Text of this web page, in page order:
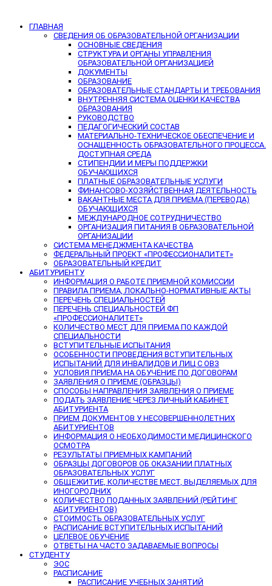
ГЛАВНАЯ
СВЕДЕНИЯ ОБ ОБРАЗОВАТЕЛЬНОЙ ОРГАНИЗАЦИИ
ОСНОВНЫЕ СВЕДЕНИЯ
СТРУКТУРА И ОРГАНЫ УПРАВЛЕНИЯ
ОБРАЗОВАТЕЛЬНОЙ ОРГАНИЗАЦИЕЙ
ДОКУМЕНТЫ
ОБРАЗОВАНИЕ
ОБРАЗОВАТЕЛЬНЫЕ СТАНДАРТЫ И ТРЕБОВАНИЯ
ВНУТРЕННЯЯ СИСТЕМА ОЦЕНКИ КАЧЕСТВА
ОБРАЗОВАНИЯ
РУКОВОДСТВО
ПЕДАГОГИЧЕСКИЙ СОСТАВ
МАТЕРИАЛЬНО-ТЕХНИЧЕСКОЕ ОБЕСПЕЧЕНИЕ И
ОСНАЩЕННОСТЬ ОБРАЗОВАТЕЛЬНОГО ПРОЦЕССА.
ДОСТУПНАЯ СРЕДА
СТИПЕНДИИ И МЕРЫ ПОДДЕРЖКИ
ОБУЧАЮЩИХСЯ
ПЛАТНЫЕ ОБРАЗОВАТЕЛЬНЫЕ УСЛУГИ
ФИНАНСОВО-ХОЗЯЙСТВЕННАЯ ДЕЯТЕЛЬНОСТЬ
ВАКАНТНЫЕ МЕСТА ДЛЯ ПРИЕМА (ПЕРЕВОДА)
ОБУЧАЮЩИХСЯ
МЕЖДУНАРОДНОЕ СОТРУДНИЧЕСТВО
ОРГАНИЗАЦИЯ ПИТАНИЯ В ОБРАЗОВАТЕЛЬНОЙ
ОРГАНИЗАЦИИ
СИСТЕМА МЕНЕДЖМЕНТА КАЧЕСТВА
ФЕДЕРАЛЬНЫЙ ПРОЕКТ «ПРОФЕССИОНАЛИТЕТ»
ОБРАЗОВАТЕЛЬНЫЙ КРЕДИТ
АБИТУРИЕНТУ
ИНФОРМАЦИЯ О РАБОТЕ ПРИЕМНОЙ КОМИССИИ
ПРАВИЛА ПРИЕМА, ЛОКАЛЬНО-НОРМАТИВНЫЕ АКТЫ
ПЕРЕЧЕНЬ СПЕЦИАЛЬНОСТЕЙ
ПЕРЕЧЕНЬ СПЕЦИАЛЬНОСТЕЙ ФП
«ПРОФЕССИОНАЛИТЕТ»
КОЛИЧЕСТВО МЕСТ ДЛЯ ПРИЕМА ПО КАЖДОЙ
СПЕЦИАЛЬНОСТИ
ВСТУПИТЕЛЬНЫЕ ИСПЫТАНИЯ
ОСОБЕННОСТИ ПРОВЕДЕНИЯ ВСТУПИТЕЛЬНЫХ
ИСПЫТАНИЙ ДЛЯ ИНВАЛИДОВ И ЛИЦ С ОВЗ
УСЛОВИЯ ПРИЕМА НА ОБУЧЕНИЕ ПО ДОГОВОРАМ
ЗАЯВЛЕНИЯ О ПРИЕМЕ (ОБРАЗЦЫ)
СПОСОБЫ НАПРАВЛЕНИЯ ЗАЯВЛЕНИЯ О ПРИЕМЕ
ПОДАТЬ ЗАЯВЛЕНИЕ ЧЕРЕЗ ЛИЧНЫЙ КАБИНЕТ
АБИТУРИЕНТА
ПРИЕМ ДОКУМЕНТОВ У НЕСОВЕРШЕННОЛЕТНИХ
АБИТУРИЕНТОВ
ИНФОРМАЦИЯ О НЕОБХОДИМОСТИ МЕДИЦИНСКОГО
ОСМОТРА
РЕЗУЛЬТАТЫ ПРИЕМНЫХ КАМПАНИЙ
ОБРАЗЦЫ ДОГОВОРОВ ОБ ОКАЗАНИИ ПЛАТНЫХ
ОБРАЗОВАТЕЛЬНЫХ УСЛУГ
ОБЩЕЖИТИЕ, КОЛИЧЕСТВЕ МЕСТ, ВЫДЕЛЯЕМЫХ ДЛЯ
ИНОГОРОДНИХ
КОЛИЧЕСТВО ПОДАННЫХ ЗАЯВЛЕНИЙ (РЕЙТИНГ
АБИТУРИЕНТОВ)
СТОИМОСТЬ ОБРАЗОВАТЕЛЬНЫХ УСЛУГ
РАСПИСАНИЕ ВСТУПИТЕЛЬНЫХ ИСПЫТАНИЙ
ЦЕЛЕВОЕ ОБУЧЕНИЕ
ОТВЕТЫ НА ЧАСТО ЗАДАВАЕМЫЕ ВОПРОСЫ
СТУДЕНТУ
ЭОС
РАСПИСАНИЕ
РАСПИСАНИЕ УЧЕБНЫХ ЗАНЯТИЙ